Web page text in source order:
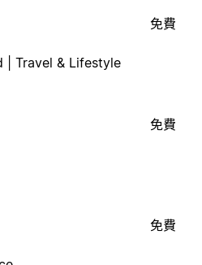
| Travel & Lifestyle
免費
免費
免費